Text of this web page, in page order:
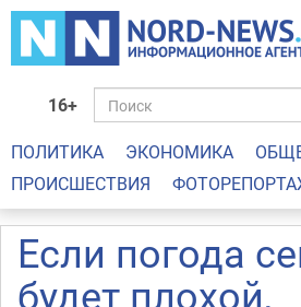
16+
ПОЛИТИКА ЭКОНОМИКА
ПРОИСШЕСТВИЯ
Если погода
будет плохой,